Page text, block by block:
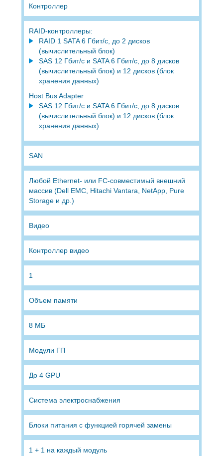
Контроллер
RAID-контроллеры:
RAID 1 SATA 6 Гбит/с, до 2 дисков
(вычислительный блок)
SAS 12 Гбит/с и SATA 6 Гбит/с, до 8 дисков
(вычислительный блок) и 12 дисков (блок
хранения данных)
Host Bus Adapter
SAS 12 Гбит/с и SATA 6 Гбит/с, до 8 дисков
(вычислительный блок) и 12 дисков (блок
хранения данных)
SAN
Любой Ethernet- или FC-совместимый внешний
массив (Dell EMC, Hitachi Vantara, NetApp, Pure
Storage и др.)
Видео
Контроллер видео
1
Объем памяти
8 МБ
Модули ГП
До 4 GPU
Система электроснабжения
Блоки питания с функцией горячей замены
1 + 1 на каждый модуль